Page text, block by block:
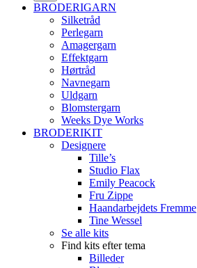
BRODERIGARN
Silketråd
Perlegarn
Amagergarn
Effektgarn
Hørtråd
Navnegarn
Uldgarn
Blomstergarn
Weeks Dye Works
BRODERIKIT
Designere
Tille’s
Studio Flax
Emily Peacock
Fru Zippe
Haandarbejdets Fremme
Tine Wessel
Se alle kits
Find kits efter tema
Billeder